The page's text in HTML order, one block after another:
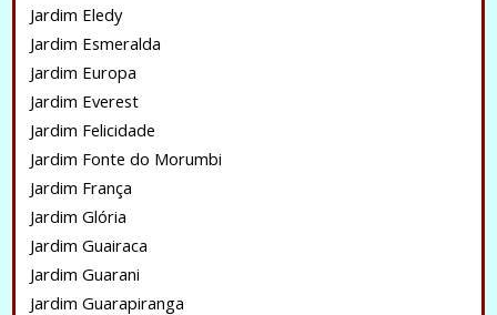
Jardim Eledy
Jardim Esmeralda
Jardim Europa
Jardim Everest
Jardim Felicidade
Jardim Fonte do Morumbi
Jardim França
Jardim Glória
Jardim Guairaca
Jardim Guarani
Jardim Guarapiranga